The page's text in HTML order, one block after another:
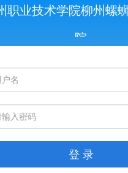
职业技术学院柳州螺
院
登 录